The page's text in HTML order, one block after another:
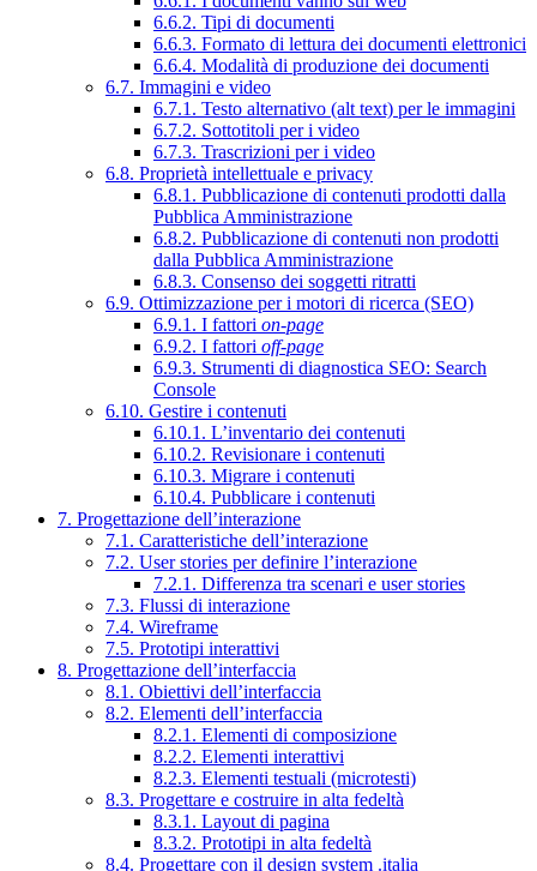
6.6.2. Tipi di documenti
6.6.3. Formato di lettura dei documenti elettronici
6.6.4. Modalità di produzione dei documenti
6.7. Immagini e video
6.7.1. Testo alternativo (alt text) per le immagini
6.7.2. Sottotitoli per i video
6.7.3. Trascrizioni per i video
6.8. Proprietà intellettuale e privacy
6.8.1. Pubblicazione di contenuti prodotti dalla
Pubblica Amministrazione
6.8.2. Pubblicazione di contenuti non prodotti
dalla Pubblica Amministrazione
6.8.3. Consenso dei soggetti ritratti
6.9. Ottimizzazione per i motori di ricerca (SEO)
6.9.1. I fattori on-page
6.9.2. I fattori off-page
6.9.3. Strumenti di diagnostica SEO: Search
Console
6.10. Gestire i contenuti
6.10.1. L’inventario dei contenuti
6.10.2. Revisionare i contenuti
6.10.3. Migrare i contenuti
6.10.4. Pubblicare i contenuti
7. Progettazione dell’interazione
7.1. Caratteristiche dell’interazione
7.2. User stories per definire l’interazione
7.2.1. Differenza tra scenari e user stories
7.3. Flussi di interazione
7.4. Wireframe
7.5. Prototipi interattivi
8. Progettazione dell’interfaccia
8.1. Obiettivi dell’interfaccia
8.2. Elementi dell’interfaccia
8.2.1. Elementi di composizione
8.2.2. Elementi interattivi
8.2.3. Elementi testuali (microtesti)
8.3. Progettare e costruire in alta fedeltà
8.3.1. Layout di pagina
8.3.2. Prototipi in alta fedeltà
8.4. Progettare con il design system .italia